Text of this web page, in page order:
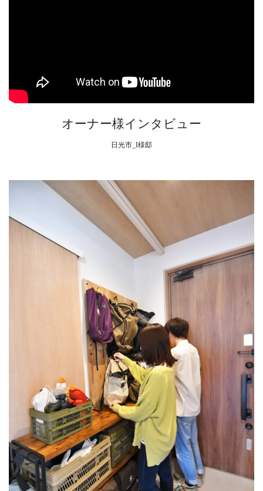
オーナー様インタビュー
日光市_I様邸